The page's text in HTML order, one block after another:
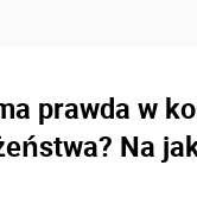
prawda w
Na